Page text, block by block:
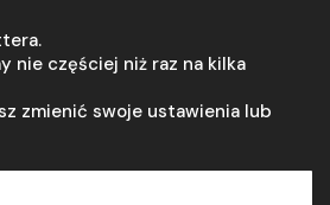
nie częściej niż raz na kilka
zmienić swoje ustawienia lub